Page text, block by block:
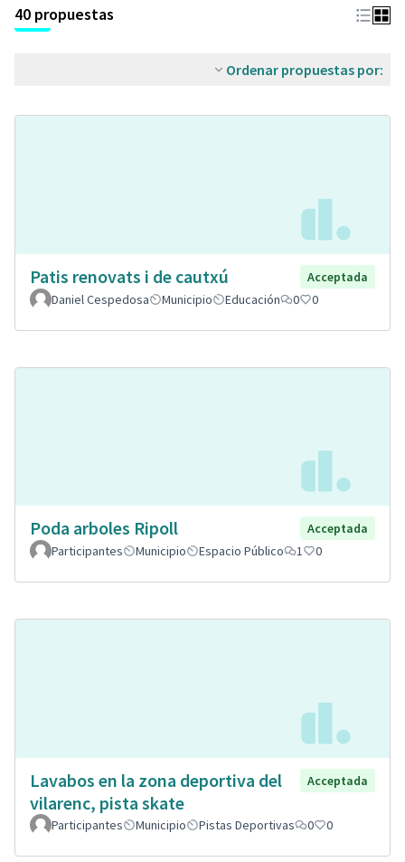
40 propuestas
Ordenar propuestas por:
Patis renovats i de cautxú
Acceptada
Daniel Cespedosa
Municipio Educación 0 0
Poda arboles Ripoll
Acceptada
Participantes
Municipio Espacio Público 1 0
Lavabos en la zona deportiva del
vilarenc, pista skate
Acceptada
Participantes Municipio Pistas Deportivas 0 0